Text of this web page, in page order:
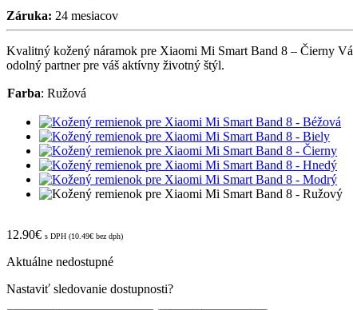
Záruka: 24 mesiacov
Kvalitný kožený náramok pre Xiaomi Mi Smart Band 8 – Čierny
odolný partner pre váš aktívny životný štýl.
Farba: Ružová
12.90€ s DPH (10.49€ bez dph)
Aktuálne nedostupné
Nastaviť sledovanie dostupnosti?